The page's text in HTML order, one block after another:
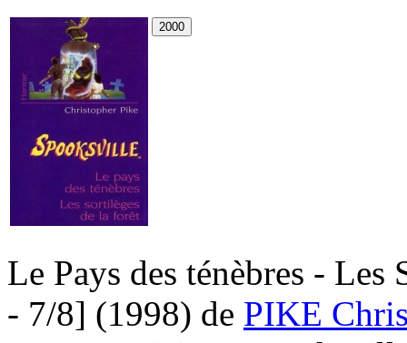
Le Pays des ténèbres -
- 7/8] (1998) de PIKE